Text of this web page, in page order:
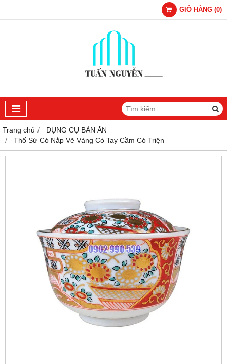
GIỎ HÀNG (0)
Trang chủ
DỤNG CỤ BÀN ĂN
Thố Sứ Có Nắp Vẽ Vàng Có Tay Cầm Có Triện